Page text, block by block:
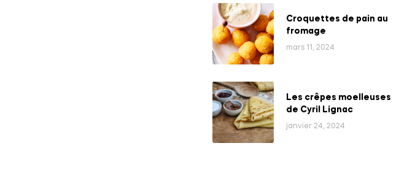
Croquettes de pain au
fromage
mars 11, 2024
Les crêpes moelleuses
de Cyril Lignac
janvier 24, 2024